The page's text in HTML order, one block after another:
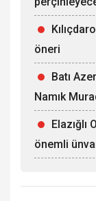
öneri
Batı
Namık
Elazığlı
önemli